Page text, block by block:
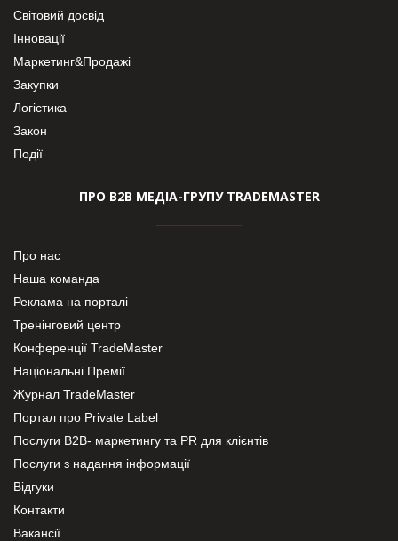
Світовий досвід
Інновації
Маркетинг&Продажі
Закупки
Логістика
Закон
Події
ПРО В2В МЕДІА-ГРУПУ TRADEMASTER
Про нас
Наша команда
Реклама на порталі
Тренінговий центр
Конференції TradeMaster
Національні Премії
Журнал TradeMaster
Портал про Private Label
Послуги В2В- маркетингу та PR для клієнтів
Послуги з надання інформації
Відгуки
Контакти
Вакансії